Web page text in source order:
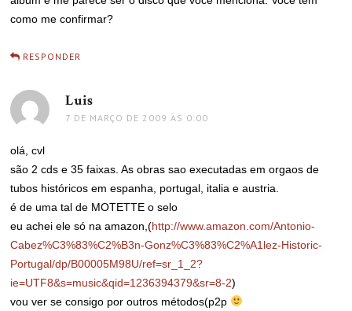
como me confirmar?
RESPONDER
Luis
7 DE MARÇO DE 2009 ÀS 0:00
olá, cvl
são 2 cds e 35 faixas. As obras sao executadas em orgaos de
tubos históricos em espanha, portugal, italia e austria.
é de uma tal de MOTETTE o selo
eu achei ele só na amazon,(http://www.amazon.com/Antonio-
Cabez%C3%83%C2%B3n-Gonz%C3%83%C2%A1lez-Historic-
Portugal/dp/B00005M98U/ref=sr_1_2?
ie=UTF8&s=music&qid=1236394379&sr=8-2)
vou ver se consigo por outros métodos(p2p